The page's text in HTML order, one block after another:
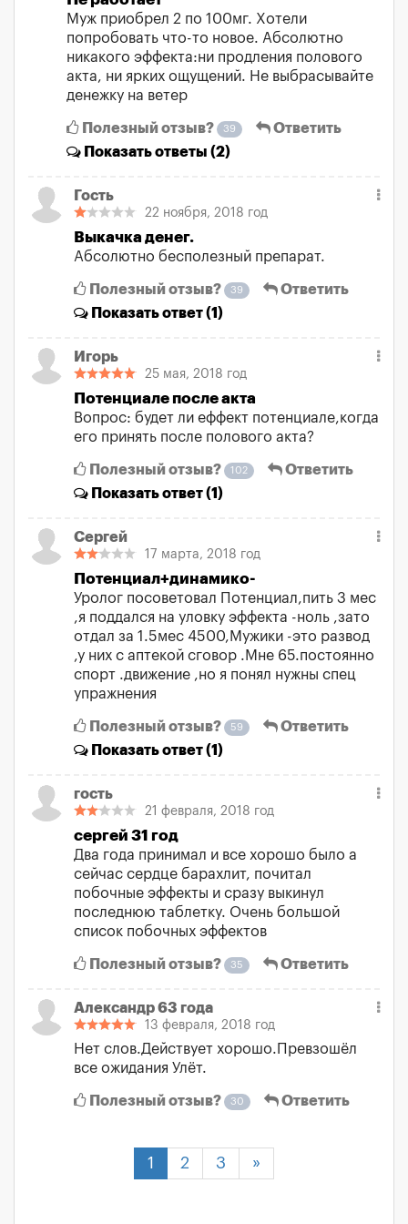
Муж приобрел 2 по 100мг. Хотели
попробовать что-то новое. Абсолютно
никакого эффекта:ни продления полового
акта, ни ярких ощущений. Не выбрасывайте
денежку на ветер
Полезный отзыв? 39
Ответить
Показатьответы (2)
Гость
22 ноября, 2018 год
Выкачка денег.
Абсолютно бесполезный препарат.
Полезный отзыв? 39
Ответить
Показатьответ (1)
Игорь
25 мая, 2018 год
Потенциале после акта
Вопрос: будет ли еффект потенциале,когда
его принять после полового акта?
Полезный отзыв? 102
Ответить
Показатьответ (1)
Сергей
17 марта, 2018 год
Потенциал+динамико-
Уролог посоветовал Потенциал,пить 3 мес
,я поддался на уловку эффекта -ноль ,зато
отдал за 1.5мес 4500,Мужики -это развод
,у них с аптекой сговор .Мне 65.постоянно
спорт .движение ,но я понял нужны спец
упражнения
Полезный отзыв? 59
Ответить
Показатьответ (1)
гость
21 февраля, 2018 год
сергей 31 год
Два года принимал и все хорошо было а
сейчас сердце барахлит, почитал
побочные эффекты и сразу выкинул
последнюю таблетку. Очень большой
список побочных эффектов
Полезный отзыв? 35 Ответить
Александр 63 года
13 февраля, 2018 год
Нет слов.Действует хорошо.Превзошёл
все ожидания Улёт.
Полезный отзыв? 30 Ответить
1 2 3 »